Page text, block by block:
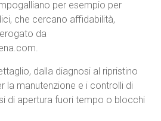
per esempio per
che cercano affidabilità,
da
dalla diagnosi al ripristino
la manutenzione e i controlli di
di apertura fuori tempo o blocchi